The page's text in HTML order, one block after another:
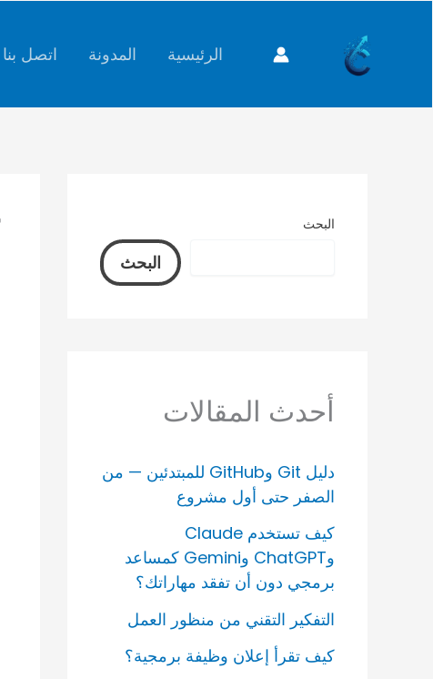
الرئيسية المدونة اتصل بنا
البحث
البحث
أحدث المقالات
دليل Git وGitHub للمبتدئين — من
الصفر حتى أول مشروع
كيف تستخدم Claude
وChatGPT وGemini كمساعد
برمجي دون أن تفقد مهاراتك؟
التفكير التقني من منظور العمل
كيف تقرأ إعلان وظيفة برمجية؟